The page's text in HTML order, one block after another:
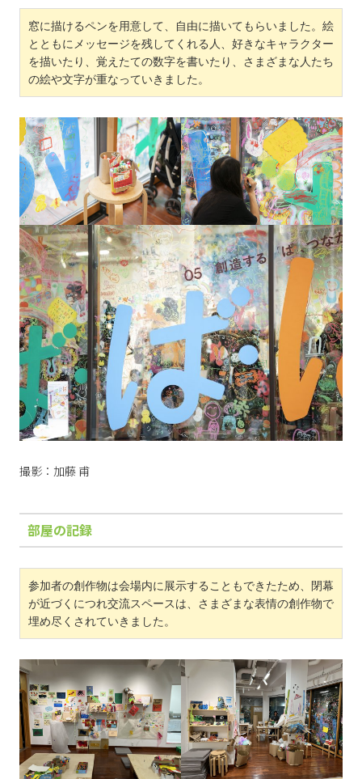
窓に描けるペンを用意して、自由に描いてもらいました。絵
とともにメッセージを残してくれる人、好きなキャラクター
を描いたり、覚えたての数字を書いたり、さまざまな人たち
の絵や文字が重なっていきました。
撮影：加藤 甫
部屋の記録
参加者の創作物は会場内に展示することもできたため、閉幕
が近づくにつれ交流スペースは、さまざまな表情の創作物で
埋め尽くされていきました。